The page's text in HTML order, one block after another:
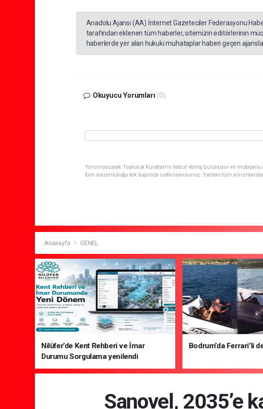
Anadolu Ajansı (AA) İnternet Gazeteciler Federasyonu
tarafından eklenen tüm haberler, sitemizin editörlerinin
haberlerde yer alan hukuki muhataplar haberi geçen
Okuyucu Yorumları (0)
Yorum yazarak Topluluk Kuralları’nı kabul etmiş bulunuyor ve
tüm sorumluluğu tek başınıza üstleniyorsunuz. Yazılan tüm
Anasayfa GENEL
Nilüfer’de Kent Rehberi ve İmar
Durumu Sorgulama yenilendi
Bodrum’da Ferrari’li
Sanovel, 2035’e